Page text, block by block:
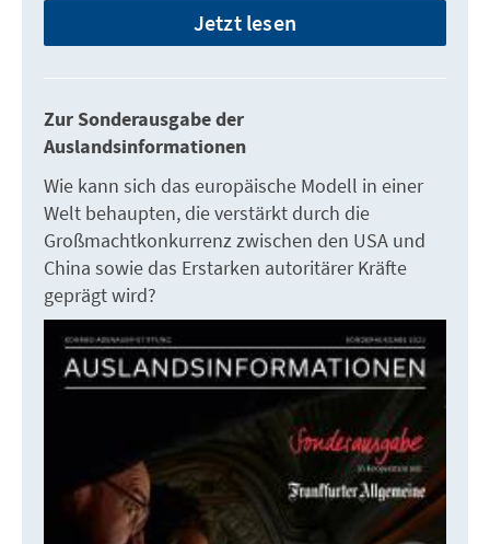
Jetzt lesen
Zur Sonderausgabe der
Auslandsinformationen
Wie kann sich das europäische Modell in einer
Welt behaupten, die verstärkt durch die
Großmachtkonkurrenz zwischen den USA und
China sowie das Erstarken autoritärer Kräfte
geprägt wird?